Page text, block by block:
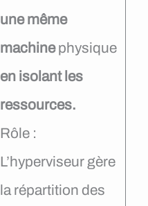
une même
machinephysique
en isolant les
ressources.
Rôle :
L’hyperviseur gère
la répartition des